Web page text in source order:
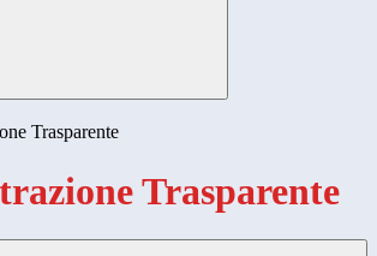
Trasparente
Trasparente